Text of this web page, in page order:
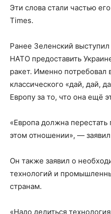
Эти слова стали частью
Times.
Ранее Зеленский
НАТО предоставить
ракет. Именно потребовал
классического «дай, дай,
Европу за то, что она ещё
«Европа должна перестать
этом отношении», —
Он также заявил о
технологий и
странам.
«Надо делиться